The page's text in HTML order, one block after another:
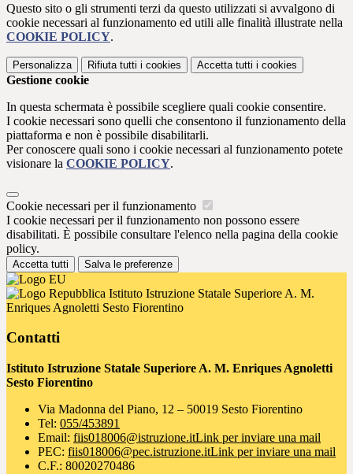
Questo sito o gli strumenti terzi da questo utilizzati si avvalgono di
cookie necessari al funzionamento ed utili alle finalità illustrate nella
COOKIE POLICY.
Personalizza Rifiuta tutti i cookies Accetta tutti i cookies
Gestione cookie
In questa schermata è possibile scegliere quali cookie consentire.
I cookie necessari sono quelli che consentono il funzionamento della
piattaforma e non è possibile disabilitarli.
Per conoscere quali sono i cookie necessari al funzionamento potete
visionare la COOKIE POLICY.
Cookie necessari per il funzionamento
I cookie necessari per il funzionamento non possono essere
disabilitati. È possibile consultare l'elenco nella pagina della cookie
policy.
Accetta tutti Salva le preferenze
Istituto Istruzione Statale Superiore A. M.
Enriques Agnoletti Sesto Fiorentino
Contatti
Istituto Istruzione Statale Superiore A. M. Enriques Agnoletti
Sesto Fiorentino
Via Madonna del Piano, 12 – 50019 Sesto Fiorentino
Tel: 055/453891
Email: fiis018006@istruzione.itLink per inviare una mail
PEC: fiis018006@pec.istruzione.itLink per inviare una mail
C.F.: 80020270486